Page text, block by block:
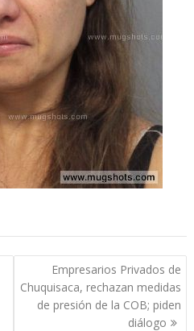
Empresarios Privados de
Chuquisaca, rechazan medidas
de presión de la COB; piden
diálogo